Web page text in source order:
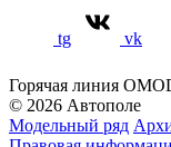
tg vk
Горячая линия
© 2026 Автополе
Модельный ряд